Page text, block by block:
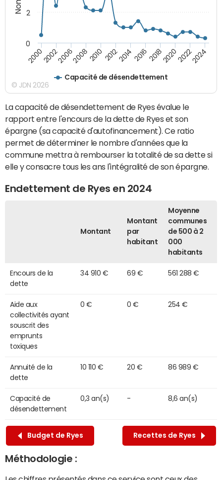
Capacité de désendettement
20002002200620082010 2012201420162018202020222024
0
2
© JDN 2026
La capacité de désendettement de Ryes évalue le
rapport entre l'encours de la dette de Ryes et son
épargne (sa capacité d'autofinancement). Ce ratio
permet de déterminer le nombre d'années que la
commune mettra à rembourser la totalité de sa dette si
elle y consacre tous les ans l'intégralité de son épargne.
Endettement de Ryes en 2024
Montant
Montant
par
habitant
Moyenne
communes
de 500 à 2
000
habitants
Encours de la
dette
34 910 € 69 € 561 288 €
Aide aux
collectivités ayant
souscrit des
emprunts
toxiques
0 € 0 € 254 €
Annuité de la
dette
10 110 € 20 € 86 989 €
Capacité de
désendettement
0,3 an(s) - 8,6 an(s)
Budget de Ryes Recettes de Ryes
Méthodologie :